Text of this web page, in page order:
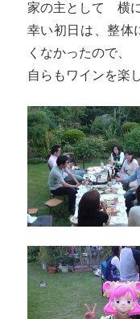
家の主として 横に
幸い初日は、整体
くなかったので、
自らもワインを楽